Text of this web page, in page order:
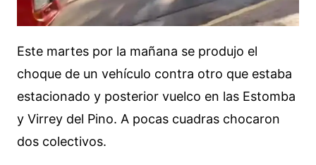
Este martes por la mañana se produjo el
choque de un vehículo contra otro que estaba
estacionado y posterior vuelco en las Estomba
y Virrey del Pino. A pocas cuadras chocaron
dos colectivos.